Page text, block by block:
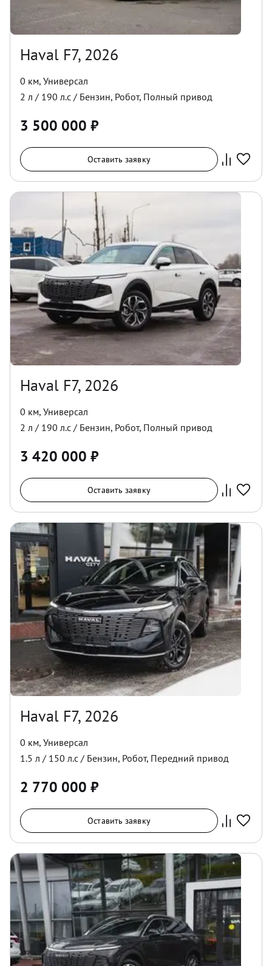
Haval F7, 2026
0 км, Универсал
2 л / 190 л.с / Бензин, Робот, Полный привод
3 500 000 ₽
Оставить заявку
Haval F7, 2026
0 км, Универсал
2 л / 190 л.с / Бензин, Робот, Полный привод
3 420 000 ₽
Оставить заявку
Haval F7, 2026
0 км, Универсал
1.5 л / 150 л.с / Бензин, Робот, Передний привод
2 770 000 ₽
Оставить заявку